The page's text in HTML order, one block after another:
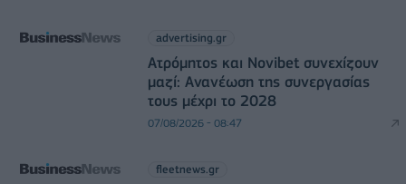
advertising.gr
Ατρόμητος και Novibet συνεχίζουν
μαζί: Ανανέωση της συνεργασίας
τους μέχρι το 2028
07/08/2026 - 08:47
fleetnews.gr